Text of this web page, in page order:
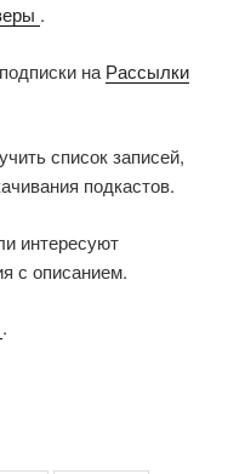
.
на Рассылки
список записей,
подкастов.
интересуют
с описанием.
.